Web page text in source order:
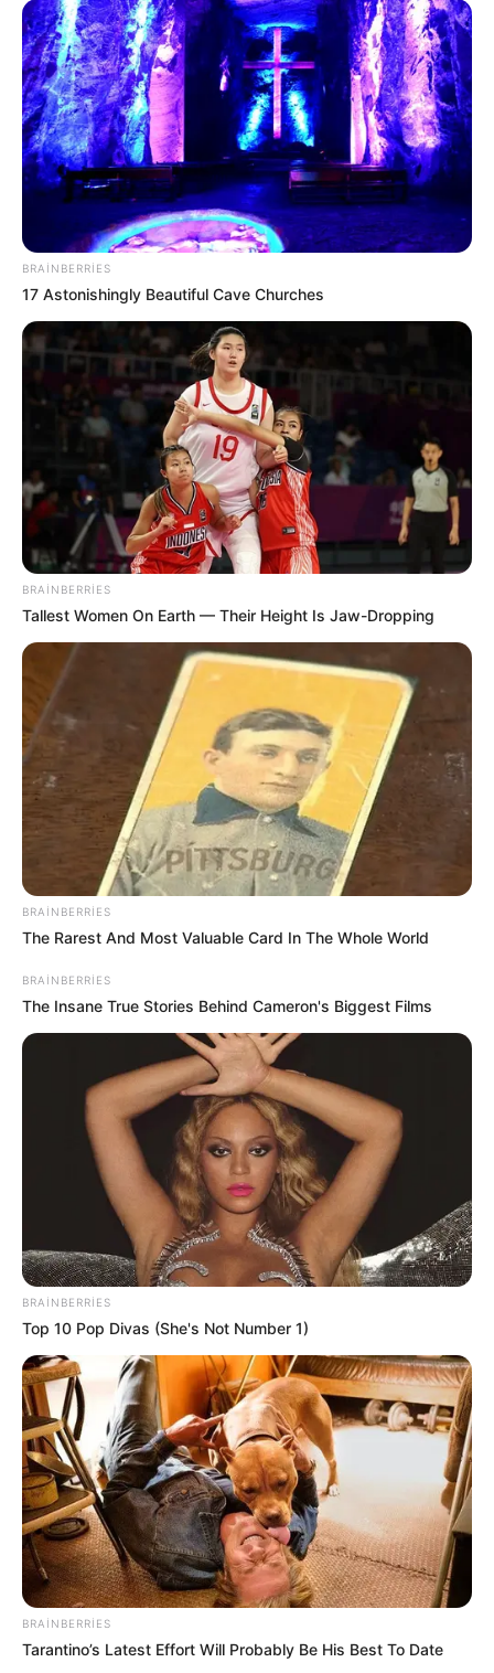
17:15 / 06 Avqust 2026 CƏMİYYƏT
Bakı-Qazax yolunda qəza -Yaralılar var -
VİDEO
34 0
16:55 / 06 Avqust 2026 CƏMİYYƏT
Dövlət dəstəyi almaq istəyən özəl
bağçalar üçünşərt açıqlandı
54 0
16:40 / 06 Avqust 2026 CƏMİYYƏT
Kiberhücumçular brauzer yeniləməsi adı
ilə virus yayırlar
61 0
BRAINBERRIES
17 Astonishingly Beautiful Cave Churches
BRAINBERRIES
Tallest Women On Earth — Their Height Is Jaw-Dropping
BRAINBERRIES
The Rarest And Most Valuable Card In The Whole World
BRAINBERRIES
The Insane True Stories Behind Cameron's Biggest Films
BRAINBERRIES
Top 10 Pop Divas (She's Not Number 1)
BRAINBERRIES
Tarantino’s Latest Effort Will Probably Be His Best To Date